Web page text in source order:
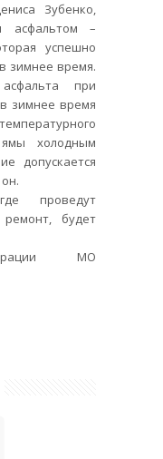
Зубенко,
асфальтом –
успешно
зимнее время.
асфальта при
зимнее время
холодным
допускается
проведут
будет
МО